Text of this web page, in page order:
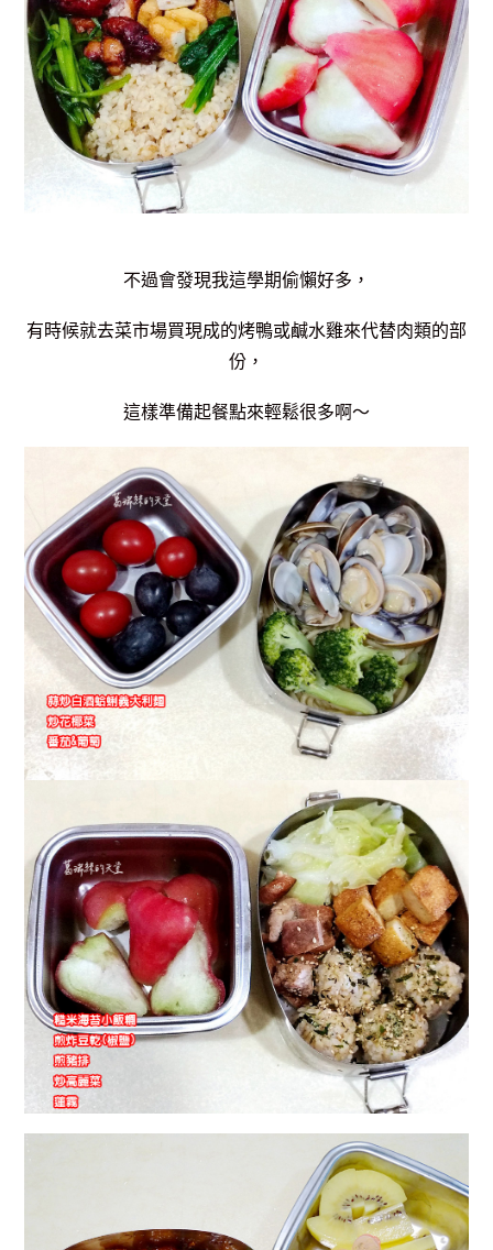
不過會發現我這學期偷懶好多，
有時候就去菜市場買現成的烤鴨或鹹水雞來代替肉類的部
份，
這樣準備起餐點來輕鬆很多啊～